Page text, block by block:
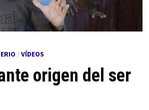
/ VÍDEOS
origen del ser